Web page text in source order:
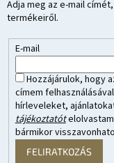
Adja meg az e-mail
termékeiről.
E-mail
Hozzájárulok, hogy
címem
hírleveleket,
tájékoztatót
bármikor
FELIRATKOZÁS